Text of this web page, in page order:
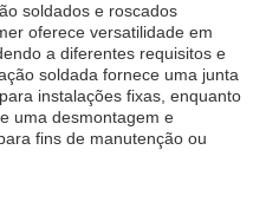
soldados e roscados
oferece versatilidade em
a diferentes requisitos e
soldada fornece uma junta
instalações fixas, enquanto
uma desmontagem e
fins de manutenção ou